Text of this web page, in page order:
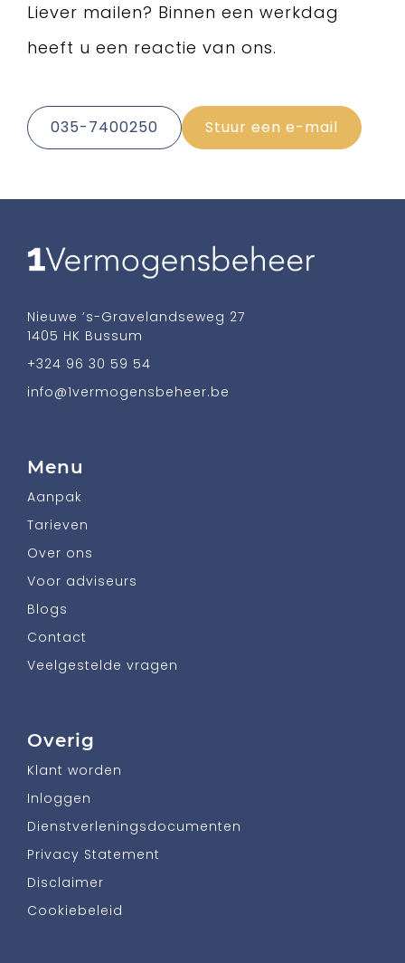
Liever mailen? Binnen een werkdag
heeft u een reactie van ons.
035-7400250 Stuur een e-mail
Nieuwe ’s-Gravelandseweg 27
1405 HK Bussum
+324 96 30 59 54
info@1vermogensbeheer.be
Menu
Aanpak
Tarieven
Over ons
Voor adviseurs
Blogs
Contact
Veelgestelde vragen
Overig
Klant worden
Inloggen
Dienstverleningsdocumenten
Privacy Statement
Disclaimer
Cookiebeleid